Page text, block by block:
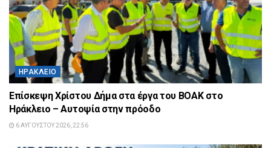
ΗΡΆΚΛΕΙΟ
Επίσκεψη Χρίστου Δήμα στα έργα του ΒΟΑΚ στο
Ηράκλειο – Αυτοψία στην πρόοδο
6 ΑΥΓΟΎΣΤΟΥ 2026, 22:56